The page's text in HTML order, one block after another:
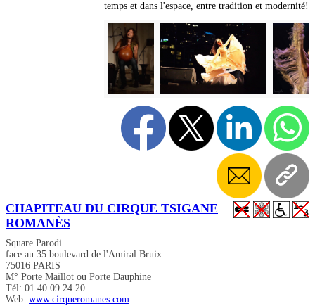
temps et dans l'espace, entre tradition et modernité!
CHAPITEAU DU CIRQUE TSIGANE
ROMANÈS
Square Parodi
face au 35 boulevard de l'Amiral Bruix
75016 PARIS
M° Porte Maillot ou Porte Dauphine
Tél: 01 40 09 24 20
Web: www.cirqueromanes.com